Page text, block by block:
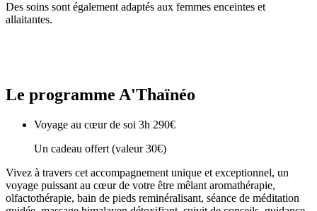
Des soins sont également adaptés aux femmes enceintes et
allaitantes.
Le programme A'Thaïnéo
Voyage au cœur de soi 3h 290€
Un cadeau offert (valeur 30€)
Vivez à travers cet accompagnement unique et exceptionnel, un
voyage puissant au cœur de votre être mêlant aromathérapie,
olfactothérapie, bain de pieds reminéralisant, séance de méditation